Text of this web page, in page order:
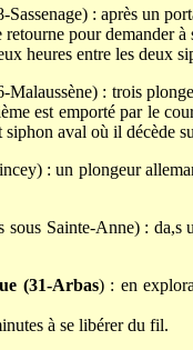
Sassenage) : après un
pour demander
heures entre les deux
Malaussène) : trois
est emporté par le
aval où il décède
: un plongeur
sous Sainte-Anne) : da,s
(31-Arbas) : en
à se libérer du fil.